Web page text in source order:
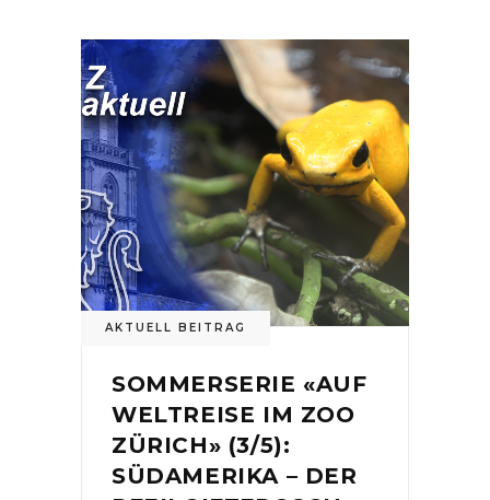
AKTUELL BEITRAG
SOMMERSERIE «AUF
WELTREISE IM ZOO
ZÜRICH» (3/5):
SÜDAMERIKA – DER